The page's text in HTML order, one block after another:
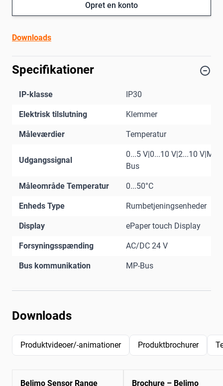
Opret en konto
Downloads
Specifikationer
IP-klasse IP30
Elektrisk tilslutning Klemmer
Måleværdier Temperatur
Udgangssignal
0...5 V|0...10 V|2...10 V|MP-
Bus
Måleområde Temperatur 0...50°C
Enheds Type Rumbetjeningsenheder
Display ePaper touch Display
Forsyningsspænding AC/DC 24 V
Bus kommunikation MP-Bus
Downloads
Produktvideoer/-animationer Produktbrochurer
Belimo Sensor Range
Brochure – Belimo